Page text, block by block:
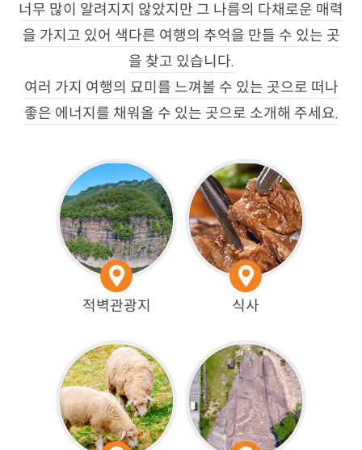
너무 많이 알려지지 않았지만 그 나름의 다채로운 매력
을 가지고 있어 색다른 여행의 추억을 만들 수 있는 곳
을 찾고 있습니다.
여러 가지 여행의 묘미를 느껴볼 수 있는 곳으로 떠나
좋은 에너지를 채워올 수 있는 곳으로 소개해 주세요.
적벽관광지 식사